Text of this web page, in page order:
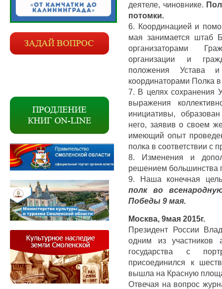
деятеле, чиновнике.
потомки.
6. Координацией и
мая занимается штаб
организаторами
организации и
положения Устава и
координаторами Полка
7. В целях сохранения
выражения
инициативы,
него, заявив о своем
имеющий опыт
полка в соответствии с
8. Изменения и
решением большинства
9. Наша конечная
полк во
Победы 9 мая.
Москва, 9мая 2015г.
Президент России
одним из участников
государства с
присоединился к
вышла на Красную
Отвечая на вопрос